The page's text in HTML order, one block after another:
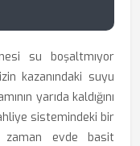
su boşaltmıyor
kazanındaki suyu
yarıda kaldığını
sistemindeki bir
zaman evde basit